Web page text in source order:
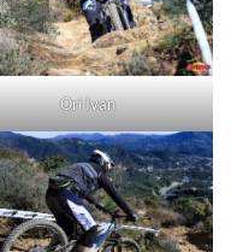
Ori Ivan